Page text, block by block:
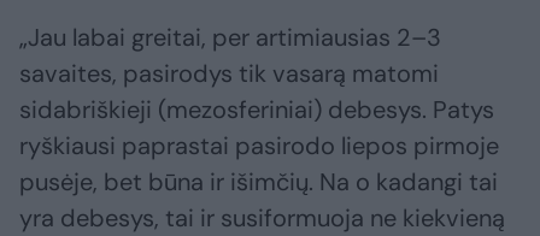
„Jau labai greitai, per artimiausias 2–3
savaites, pasirodys tik vasarą matomi
sidabriškieji (mezosferiniai) debesys. Patys
ryškiausi paprastai pasirodo liepos pirmoje
pusėje, bet būna ir išimčių. Na o kadangi tai
yra debesys, tai ir susiformuoja ne kiekvieną